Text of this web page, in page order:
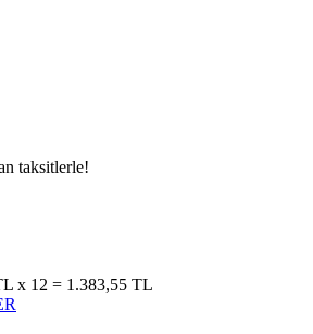
taksitlerle!
x 12 = 1.383,55 TL